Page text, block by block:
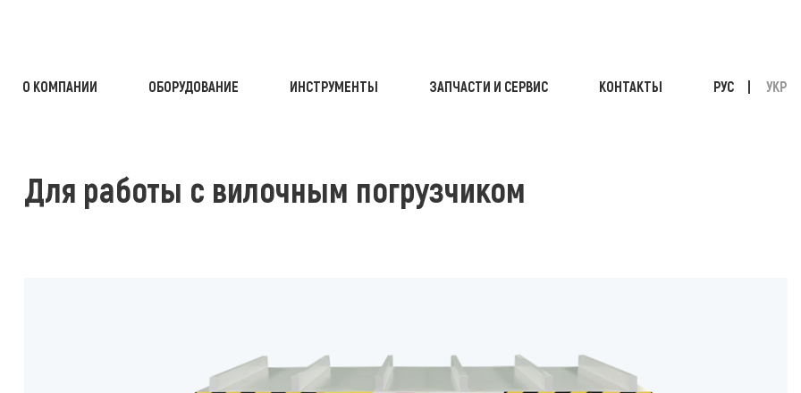
О КОМПАНИИ ОБОРУДОВАНИЕ ИНСТРУМЕНТЫ ЗАПЧАСТИ И СЕРВИС КОНТАКТЫ РУС УКР
Для работы с вилочным погрузчиком